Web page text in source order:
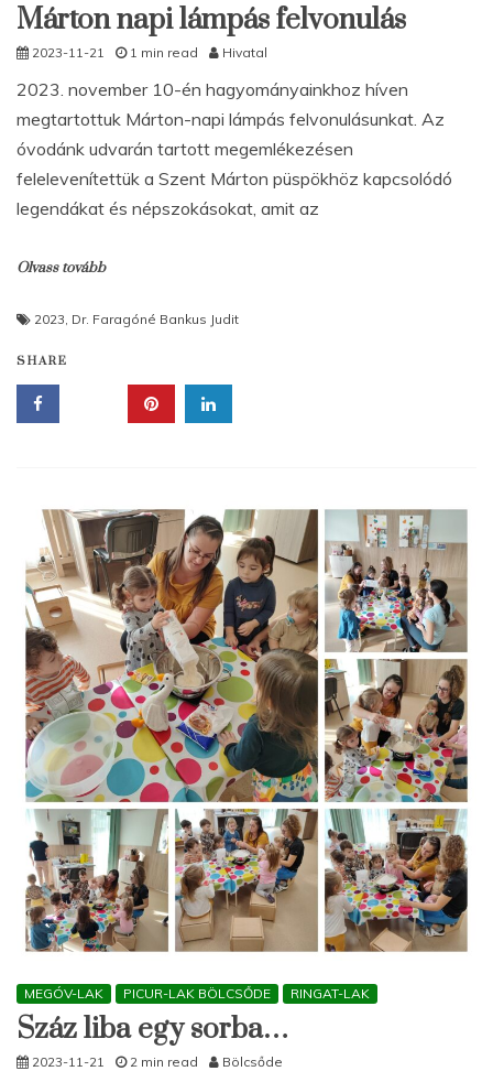
Márton napi lámpás felvonulás
2023-11-21 1 min read Hivatal
2023. november 10-én hagyományainkhoz híven
megtartottuk Márton-napi lámpás felvonulásunkat. Az
óvodánk udvarán tartott megemlékezésen
felelevenítettük a Szent Márton püspökhöz kapcsolódó
legendákat és népszokásokat, amit az
Olvass tovább
2023 Dr. Faragóné Bankus Judit
SHARE
MEGÓV-LAK PICUR-LAK BÖLCSŐDE RINGAT-LAK
Száz liba egy sorba…
2023-11-21 2 min read Bölcsőde